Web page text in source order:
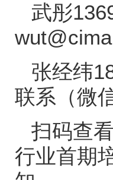
武彤
张经纬
联系（微
扫码查
行业首期